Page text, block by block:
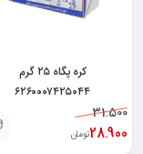
کره پگاه ۲۵ گرم
۶۲۶۰۰۰۷۴۲۵۰۴۴
31.500
28.900تومان